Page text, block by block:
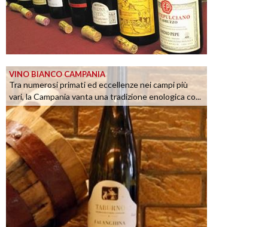
VINO BIANCO CAMPANIA
Tra numerosi primati ed eccellenze nei campi più
vari, la Campania vanta una tradizione enologica co...